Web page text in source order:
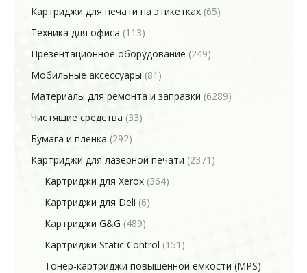
Картриджи для печати на этикетках (65)
Техника для офиса (113)
Презентационное оборудование (249)
Мобильные аксессуары (81)
Материалы для ремонта и заправки (6289)
Чистящие средства (33)
Бумага и пленка (292)
Картриджи для лазерной печати (2371)
Картриджи для Xerox (364)
Картриджи для Deli (6)
Картриджи G&G (489)
Картриджи Static Control (151)
Тонер-картриджи повышенной емкости (MPS)